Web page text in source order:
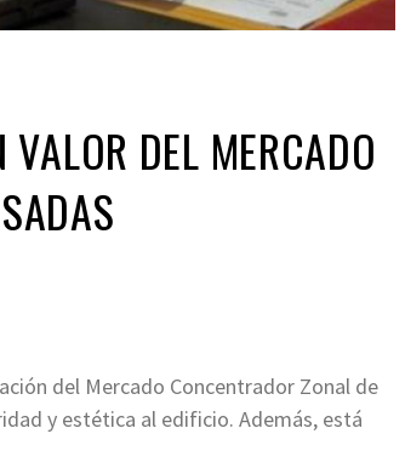
DEL MERCADO
del Mercado Concentrador Zonal de
y estética al edificio. Además, está